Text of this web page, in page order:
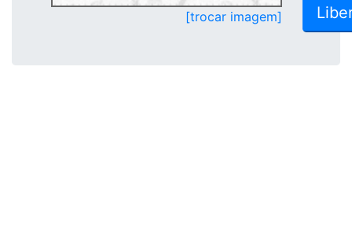
[trocar imagem]